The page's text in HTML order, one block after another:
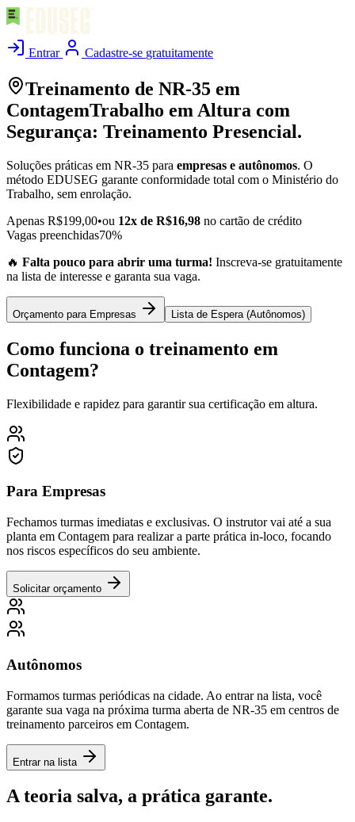
Entrar Cadastre-se gratuitamente
Treinamento de NR-35 em
ContagemTrabalho em Altura com
Segurança: Treinamento Presencial.
Soluções práticas em NR-35 para empresas e autônomos. O
método EDUSEG garante conformidade total com o Ministério do
Trabalho, sem enrolação.
Apenas R$199,00•ou 12x de R$16,98 no cartão de crédito
Vagas preenchidas70%
🔥 Falta pouco para abrir uma turma! Inscreva-se gratuitamente
na lista de interesse e garanta sua vaga.
Orçamento para Empresas Lista de Espera (Autônomos)
Como funciona o treinamento em
Contagem?
Flexibilidade e rapidez para garantir sua certificação em altura.
Para Empresas
Fechamos turmas imediatas e exclusivas. O instrutor vai até a sua
planta em Contagem para realizar a parte prática in-loco, focando
nos riscos específicos do seu ambiente.
Solicitar orçamento
Autônomos
Formamos turmas periódicas na cidade. Ao entrar na lista, você
garante sua vaga na próxima turma aberta de NR-35 em centros de
treinamento parceiros em Contagem.
Entrar na lista
A teoria salva, a prática garante.